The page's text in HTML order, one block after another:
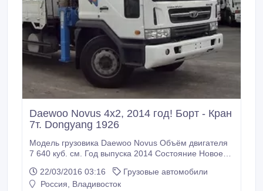
Daewoo Novus 4х2, 2014 год! Борт - Кран
7т. Dongyang 1926
Модель грузовика Daewoo Novus Объём двигателя
7 640 куб. см. Год выпуска 2014 Состояние Новое
000 кг. Тип Бортовой грузовик с манипулятором
Привод 4x2 Трансмиссия Механическая Топливо
22/03/2016 03:16
Грузовые автомобили
Россия, Владивосток